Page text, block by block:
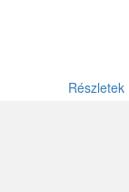
Részletek